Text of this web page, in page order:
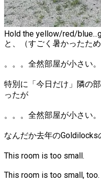
Hold the yellow/red/
と、（すごく暑かったた
。。。全然部屋が小さい。
特別に「今日だけ」隣の
ったが
。。。全然部屋が小さい。
なんだか去年のGoldilocks
This room is too small.
This room is too small, too.